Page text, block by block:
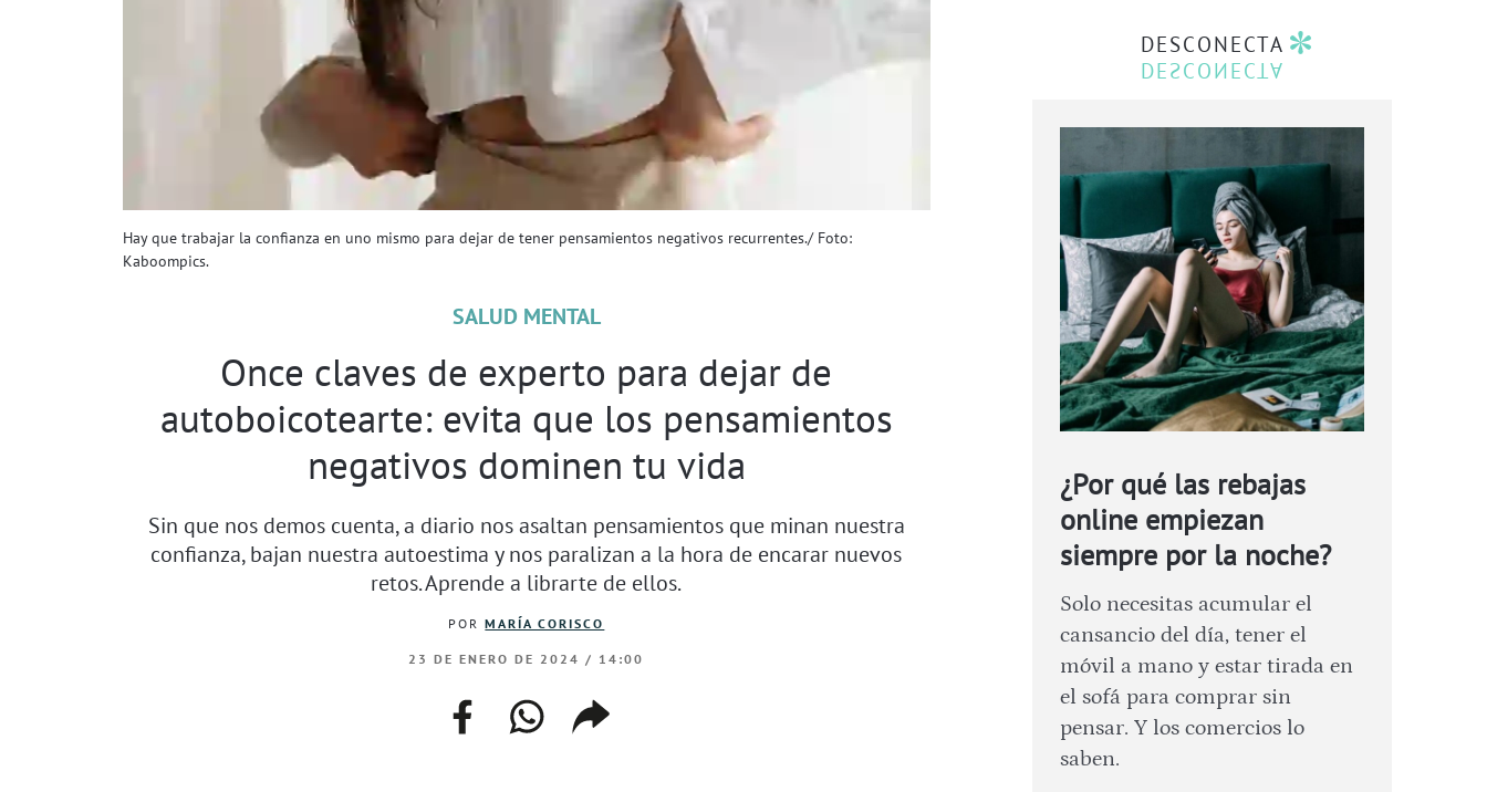
Hay que trabajar la confianza en uno mismo para dejar de tener pensamientos negativos recurrentes./ Foto:
Kaboompics.
SALUD MENTAL
Once claves de experto para dejar de
autoboicotearte: evita que los pensamientos
negativos dominen tu vida
Sin que nos demos cuenta, a diario nos asaltan pensamientos que minan nuestra
confianza, bajan nuestra autoestima y nos paralizan a la hora de encarar nuevos
retos. Aprende a librarte de ellos.
PORMARÍA CORISCO
23 DE ENERO DE 2024 / 14:00
facebookwhatsapp
web
copiar
enlace
DESCONECTA
¿Por qué las rebajas
online empiezan
siempre por la noche?
Solo necesitas acumular el
cansancio del día, tener el
móvil a mano y estar tirada en
el sofá para comprar sin
pensar. Y los comercios lo
saben.